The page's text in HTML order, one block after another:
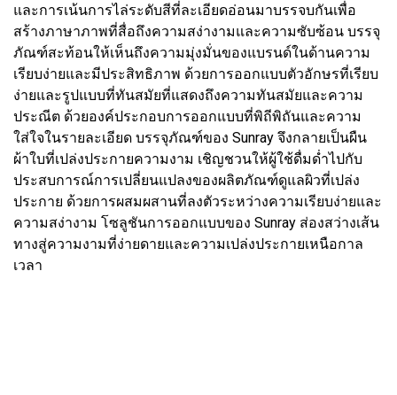
และการเน้นการไล่ระดับสีที่ละเอียดอ่อนมาบรรจบกันเพื่อ
สร้างภาษาภาพที่สื่อถึงความสง่างามและความซับซ้อน บรรจุ
ภัณฑ์สะท้อนให้เห็นถึงความมุ่งมั่นของแบรนด์ในด้านความ
เรียบง่ายและมีประสิทธิภาพ ด้วยการออกแบบตัวอักษรที่เรียบ
ง่ายและรูปแบบที่ทันสมัยที่แสดงถึงความทันสมัยและความ
ประณีต ด้วยองค์ประกอบการออกแบบที่พิถีพิถันและความ
ใส่ใจในรายละเอียด บรรจุภัณฑ์ของ Sunray จึงกลายเป็นผืน
ผ้าใบที่เปล่งประกายความงาม เชิญชวนให้ผู้ใช้ดื่มด่ำไปกับ
ประสบการณ์การเปลี่ยนแปลงของผลิตภัณฑ์ดูแลผิวที่เปล่ง
ประกาย ด้วยการผสมผสานที่ลงตัวระหว่างความเรียบง่ายและ
ความสง่างาม โซลูชันการออกแบบของ Sunray ส่องสว่างเส้น
ทางสู่ความงามที่ง่ายดายและความเปล่งประกายเหนือกาล
เวลา